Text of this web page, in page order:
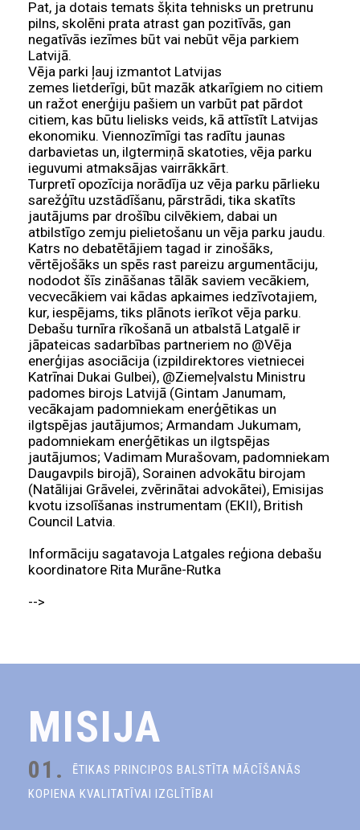
Pat, ja dotais temats šķita tehnisks un pretrunu
pilns, skolēni prata atrast gan pozitīvās, gan
negatīvās iezīmes būt vai nebūt vēja parkiem
Latvijā.
Vēja parki ļauj izmantot Latvijas
zemes lietderīgi, būt mazāk atkarīgiem no citiem
un ražot enerģiju pašiem un varbūt pat pārdot
citiem, kas būtu lielisks veids, kā attīstīt Latvijas
ekonomiku. Viennozīmīgi tas radītu jaunas
darbavietas un, ilgtermiņā skatoties, vēja parku
ieguvumi atmaksājas vairrākkārt.
Turpretī opozīcija norādīja uz vēja parku pārlieku
sarežģītu uzstādīšanu, pārstrādi, tika skatīts
jautājums par drošību cilvēkiem, dabai un
atbilstīgo zemju pielietošanu un vēja parku jaudu.
Katrs no debatētājiem tagad ir zinošāks,
vērtējošāks un spēs rast pareizu argumentāciju,
nododot šīs zināšanas tālāk saviem vecākiem,
vecvecākiem vai kādas apkaimes iedzīvotajiem,
kur, iespējams, tiks plānots ierīkot vēja parku.
Debašu turnīra rīkošanā un atbalstā Latgalē ir
jāpateicas sadarbības partneriem no @Vēja
enerģijas asociācija (izpildirektores vietniecei
Katrīnai Dukai Gulbei), @Ziemeļvalstu Ministru
padomes birojs Latvijā (Gintam Janumam,
vecākajam padomniekam enerģētikas un
ilgtspējas jautājumos; Armandam Jukumam,
padomniekam enerģētikas un ilgtspējas
jautājumos; Vadimam Murašovam, padomniekam
Daugavpils birojā), Sorainen advokātu birojam
(Natālijai Grāvelei, zvērinātai advokātei), Emisijas
kvotu izsolīšanas instrumentam (EKII), British
Council Latvia.
Informāciju sagatavoja Latgales reģiona debašu
koordinatore Rita Murāne-Rutka
-->
MISIJA
01.
ĒTIKAS PRINCIPOS BALSTĪTA MĀCĪŠANĀS
KOPIENA KVALITATĪVAI IZGLĪTĪBAI